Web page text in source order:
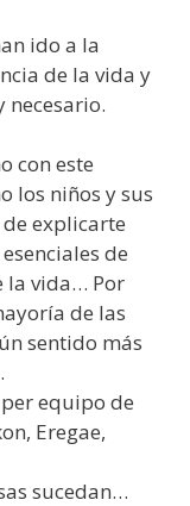
ido a la
de la vida y
necesario.
con este
los niños y sus
explicarte
de
la vida… Por
de las
sentido más
equipo de
Eregae,
sucedan…